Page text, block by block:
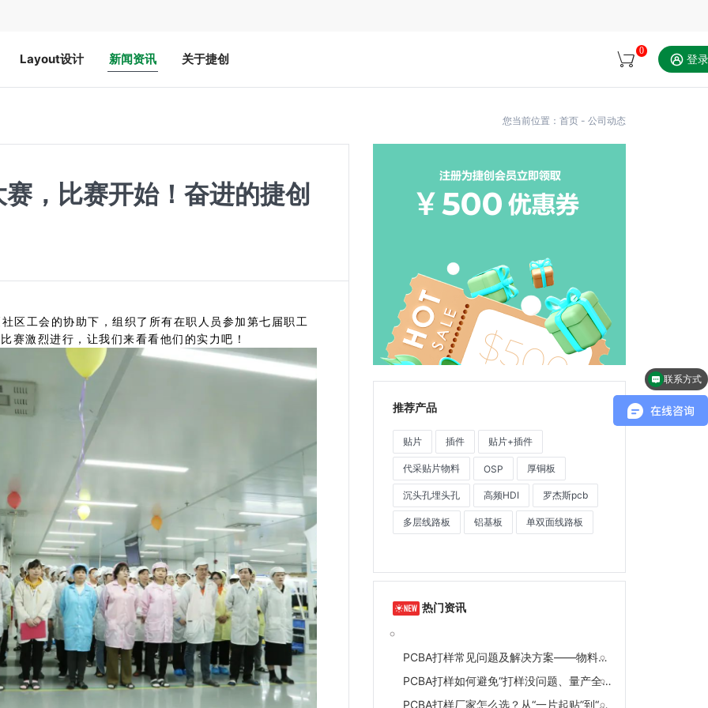
Layout设计 新闻资讯 关于捷创
0
登录
您当前位置： 首页 - 公司动态
，比赛开始！奋进的捷创
区工会的协助下，组织了所有在职人员参加第七届职工
赛激烈进行，让我们来看看他们的实力吧！
推荐产品
贴片 插件 贴片+插件
代采贴片物料 OSP 厚铜板
沉头孔埋头孔 高频HDI 罗杰斯pcb
多层线路板 铝基板 单双面线路板
热门资讯
PCBA打样常见问题及解决方案——物料错配、焊接不良、交期延误一次讲清
PCBA打样如何避免“打样没问题、量产全翻车”？工艺参数直传是关键
PCBA打样厂家怎么选？从“一片起贴”到“全流程检测”的完整评估清单
可以介绍下你们的产品么？